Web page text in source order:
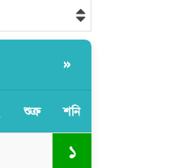
»
শুক্র শনি
১